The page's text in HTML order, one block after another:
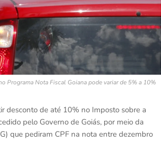
Programa Nota Fiscal Goiana pode variar de 5% a 10%
desconto de até 10% no Imposto sobre a
pelo Governo de Goiás, por meio da
que pediram CPF na nota entre dezembro